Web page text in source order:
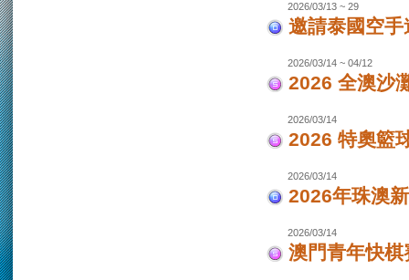
2026/03/13 ~ 29
邀請泰國空
2026/03/14 ~ 04/12
2026 全澳沙
2026/03/14
2026 特奧籃
2026/03/14
2026年珠澳
2026/03/14
澳門青年快棋